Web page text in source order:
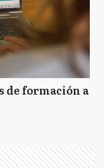
de formación a